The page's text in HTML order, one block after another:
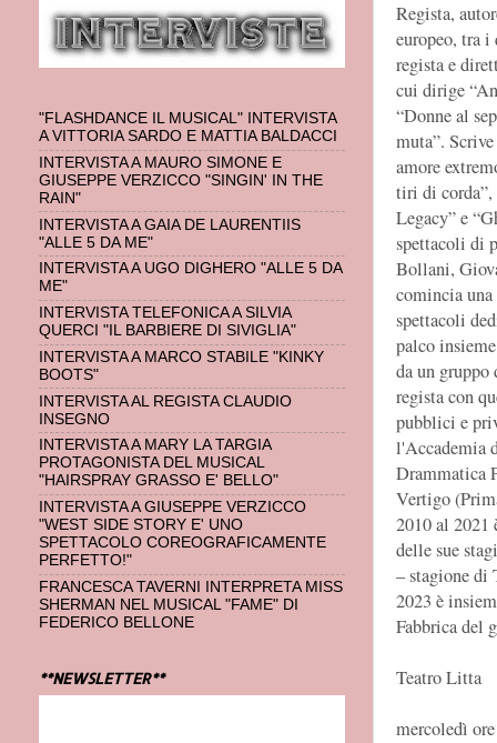
Regista,
europeo, tra
regista e
cui dirige
“Donne al
muta”.
amore
tiri di corda”,
Legacy” e
spettacoli di
Bollani,
comincia
spettacoli
palco
da un
regista con
pubblici e
l'Accademia
Drammatica
Vertigo
2010 al 2021
delle sue
– stagione di
2023 è
Fabbrica del
Teatro Litta
mercoledì
"FLASHDANCE IL MUSICAL" INTERVISTA
A VITTORIA SARDO E MATTIA BALDACCI
INTERVISTA A MAURO SIMONE E
GIUSEPPE VERZICCO "SINGIN' IN THE
RAIN"
INTERVISTA A GAIA DE LAURENTIIS
"ALLE 5 DA ME"
INTERVISTA A UGO DIGHERO "ALLE 5 DA
ME"
INTERVISTA TELEFONICA A SILVIA
QUERCI "IL BARBIERE DI SIVIGLIA"
INTERVISTA A MARCO STABILE "KINKY
BOOTS"
INTERVISTA AL REGISTA CLAUDIO
INSEGNO
INTERVISTA A MARY LA TARGIA
PROTAGONISTA DEL MUSICAL
"HAIRSPRAY GRASSO E' BELLO"
INTERVISTA A GIUSEPPE VERZICCO
"WEST SIDE STORY E' UNO
SPETTACOLO COREOGRAFICAMENTE
PERFETTO!"
FRANCESCA TAVERNI INTERPRETA MISS
SHERMAN NEL MUSICAL "FAME" DI
FEDERICO BELLONE
**NEWSLETTER**